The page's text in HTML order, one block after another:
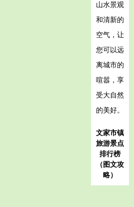
山水景观
和清新的
空气，让
您可以远
离城市的
喧嚣，享
受大自然
的美好。
文家市镇
旅游景点
排行榜
（图文攻
略）